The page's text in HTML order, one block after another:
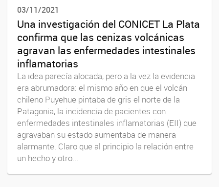
03/11/2021
Una investigación del CONICET La Plata
confirma que las cenizas volcánicas
agravan las enfermedades intestinales
inflamatorias
La idea parecía alocada, pero a la vez la evidencia
era abrumadora: el mismo año en que el volcán
chileno Puyehue pintaba de gris el norte de la
Patagonia, la incidencia de pacientes con
enfermedades intestinales inflamatorias (EII) que
agravaban su estado aumentaba de manera
alarmante. Claro que al principio la relación entre
un hecho y otro...